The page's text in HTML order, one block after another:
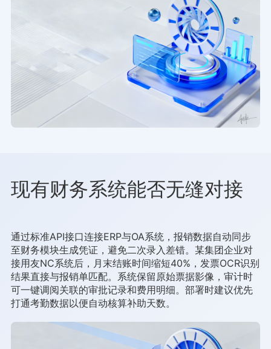
现有财务系统能否无缝对接
通过标准API接口连接ERP与OA系统，报销数据自动同步
至财务模块生成凭证，避免二次录入差错。某集团企业对
接用友NC系统后，月末结账时间缩短40%，发票OCR识别
结果直接与报销单匹配。系统保留原始票据影像，审计时
可一键调阅关联的审批记录和费用明细。部署时建议优先
打通考勤数据以便自动核算补助天数。